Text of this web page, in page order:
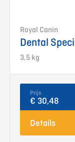
Royal Canin
Dental
3,5 kg
Prijs
€ 30,48
Details